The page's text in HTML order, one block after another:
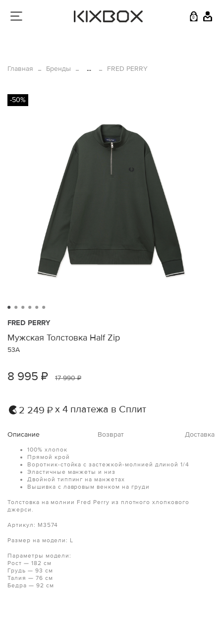
0
Главная Бренды ... FRED PERRY
-50%
FRED PERRY
Мужская Толстовка Half Zip
53A
8 995 ₽ 17 990 ₽
2 249 ₽ х 4 платежа в Сплит
Описание Возврат Доставка
100% хлопок
Прямой крой
Воротник-стойка с застежкой-молнией длиной 1/4
Эластичные манжеты и низ
Двойной типпинг на манжетах
Вышивка с лавровым венком на груди
Толстовка на молнии Fred Perry из плотного хлопкового
джерси.
Артикул: M3574
Размер на модели: L
Параметры модели:
Рост — 182 см
Грудь — 93 см
Талия — 76 см
Бедра — 92 см